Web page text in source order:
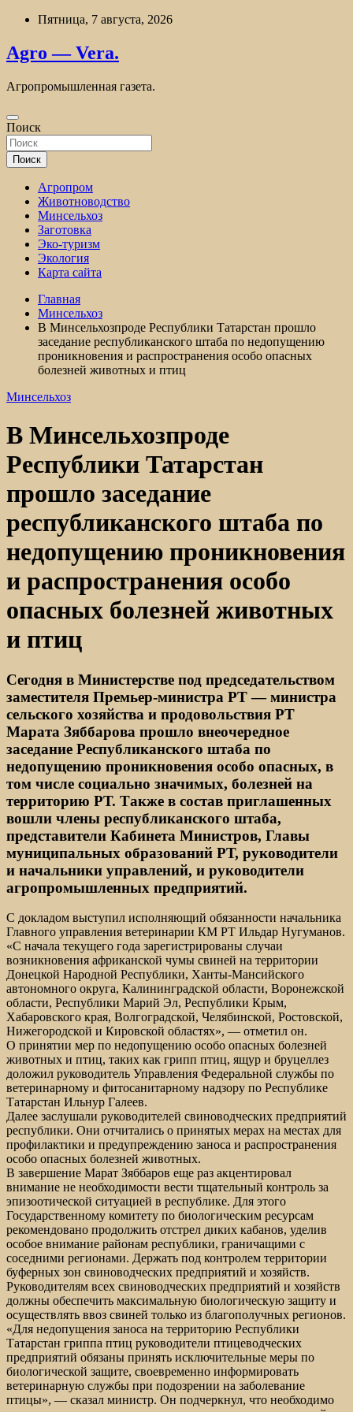
Перейти
содержимому
Пятница, 7 августа, 2026
Agro — Vera.
Агропромышленная газета.
Поиск
Поиск
Агропром
Животноводство
Минсельхоз
Заготовка
Эко-туризм
Экология
Карта сайта
Главная
Минсельхоз
В Минсельхозпроде Республики Татарстан прошло
заседание республиканского штаба по недопущению
проникновения и распространения особо опасных
болезней животных и птиц
Минсельхоз
В Минсельхозпроде
Республики Татарстан
прошло заседание
республиканского штаба по
недопущению проникновения
и распространения особо
опасных болезней животных
и птиц
Сегодня в Министерстве под председательством
заместителя Премьер-министра РТ — министра
сельского хозяйства и продовольствия РТ
Марата Зяббарова прошло внеочередное
заседание Республиканского штаба по
недопущению проникновения особо опасных, в
том числе социально значимых, болезней на
территорию РТ. Также в состав приглашенных
вошли члены республиканского штаба,
представители Кабинета Министров, Главы
муниципальных образований РТ, руководители
и начальники управлений, и руководители
агропромышленных предприятий.
С докладом выступил исполняющий обязанности начальника
Главного управления ветеринарии КМ РТ Ильдар Нугуманов.
«С начала текущего года зарегистрированы случаи
возникновения африканской чумы свиней на территории
Донецкой Народной Республики, Ханты-Мансийского
автономного округа, Калининградской области, Воронежской
области, Республики Марий Эл, Республики Крым,
Хабаровского края, Волгоградской, Челябинской, Ростовской,
Нижегородской и Кировской областях», — отметил он.
О принятии мер по недопущению особо опасных болезней
животных и птиц, таких как грипп птиц, ящур и бруцеллез
доложил руководитель Управления Федеральной службы по
ветеринарному и фитосанитарному надзору по Республике
Татарстан Ильнур Галеев.
Далее заслушали руководителей свиноводческих предприятий
республики. Они отчитались о принятых мерах на местах для
профилактики и предупреждению заноса и распространения
особо опасных болезней животных.
В завершение Марат Зяббаров еще раз акцентировал
внимание не необходимости вести тщательный контроль за
эпизоотической ситуацией в республике. Для этого
Государственному комитету по биологическим ресурсам
рекомендовано продолжить отстрел диких кабанов, уделив
особое внимание районам республики, граничащими с
соседними регионами. Держать под контролем территории
буферных зон свиноводческих предприятий и хозяйств.
Руководителям всех свиноводческих предприятий и хозяйств
должны обеспечить максимальную биологическую защиту и
осуществлять ввоз свиней только из благополучных регионов.
«Для недопущения заноса на территорию Республики
Татарстан гриппа птиц руководители птицеводческих
предприятий обязаны принять исключительные меры по
биологической защите, своевременно информировать
ветеринарную службы при подозрении на заболевание
птицы», — сказал министр. Он подчеркнул, что необходимо